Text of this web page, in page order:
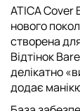
ATICA Cover
нового
створена
Відтінок
делікатно
додає